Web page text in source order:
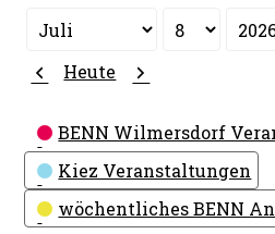
Monat
Tag
Jahr
Zurück
Heute Weiter
Kategorien
BENN Wilmersdorf
Kiez Veranstaltungen
wöchentliches BENN